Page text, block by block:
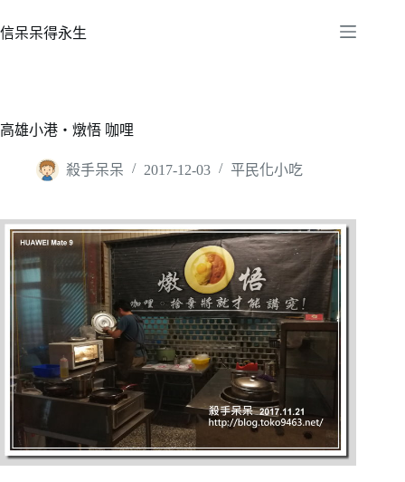
至
容
信呆呆得永生
高雄小港‧燉悟 咖哩
殺手呆呆 2017-12-03 平民化小吃